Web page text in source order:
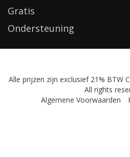
Gratis
Ondersteuning
Alle prijzen zijn exclusief 21% BTW
All rights
Algemene Voorwaarden